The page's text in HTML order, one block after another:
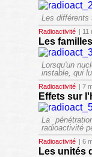
Les différents
Radioactivité | 11
Les
Lorsqu'un
instable, qui
Radioactivité | 7
Effets sur
La
radioactivité
Radioactivité | 6
Les unités